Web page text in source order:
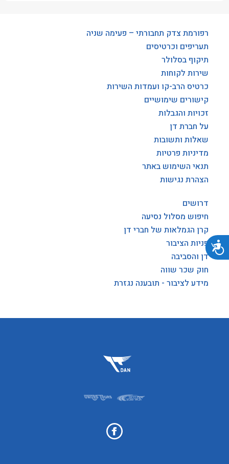
נגישות
רפורמת צדק תחבורתי – פעימה שניה
תעריפים וכרטיסים
תיקוף בסלולר
שירות לקוחות
כרטיס הרב-קו ועמדות השירות
קישורים שימושיים
זכויות והגבלות
על חברת דן
שאלות ותשובות
מדיניות פרטיות
תנאי השימוש באתר
הצהרת נגישות
דרושים
חיפוש מסלול נסיעה
קרן הגמלאות של חברי דן
פניות הציבור
דן והסביבה
חוק שכר שווה
מידע לציבור - תובענה נגזרת